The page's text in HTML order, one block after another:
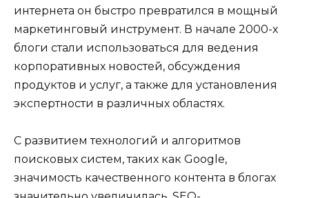
интернета он быстро превратился в мощный
маркетинговый инструмент. В начале 2000-х
блоги стали использоваться для ведения
корпоративных новостей, обсуждения
продуктов и услуг, а также для установления
экспертности в различных областях.
С развитием технологий и алгоритмов
поисковых систем, таких как Google,
значимость качественного контента в блогах